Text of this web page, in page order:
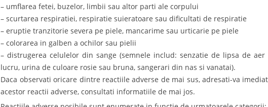
– umflarea fetei, buzelor, limbii sau altor parti ale corpului
– scurtarea respiratiei, respiratie suieratoare sau dificultati de respiratie
– eruptie tranzitorie severa pe piele, mancarime sau urticarie pe piele
– colorarea in galben a ochilor sau pielii
– distrugerea celulelor din sange (semnele includ: senzatie de lipsa de
lucru, urina de culoare rosie sau bruna, sangerari din nas si vanatai).
Daca observati oricare dintre reactiile adverse de mai sus, adresati-va
acestor reactii adverse, consultati informatiile de mai jos.